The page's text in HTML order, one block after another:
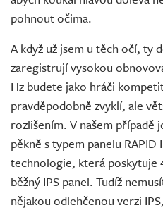
pohnout očima.
A když už jsem u těch očí, ty
zaregistrují vysokou
Hz budete jako hráči
pravděpodobně zvyklí, ale
rozlišením. V našem případě
pěkně s typem panelu RAPID
technologie, která poskytuje
běžný IPS panel. Tudíž
nějakou odlehčenou verzi